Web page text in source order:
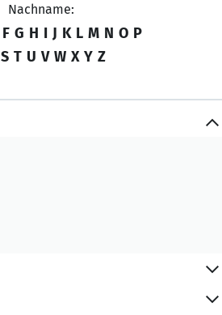
Nachname:
F G H I J K L M N O P
S T U V W X Y Z